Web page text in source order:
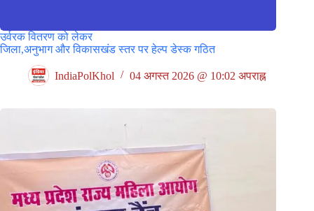
उर्वरक वितरण को लेकर
जिला,अनुभाग और विकासखंड स्तर पर हेल्प डेस्क गठित
IndiaPolKhol 04 अगस्त 2026 @ 10:02 अपराह्न